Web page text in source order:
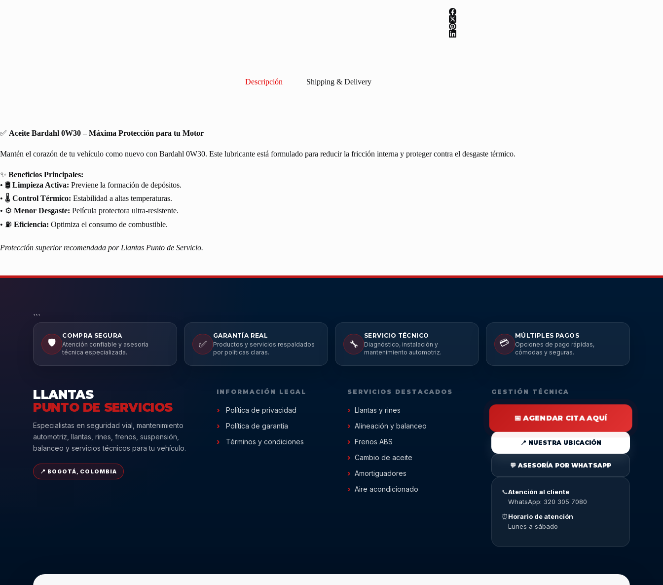
Descripción Shipping & Delivery
✅ Aceite Bardahl 0W30 – Máxima Protección para tu Motor
Mantén el corazón de tu vehículo como nuevo con Bardahl 0W30. Este lubricante está formulado para reducir la fricción interna y proteger contra el desgaste térmico.
✨ Beneficios Principales:
• 🛢️ Limpieza Activa: Previene la formación de depósitos.
• 🌡️ Control Térmico: Estabilidad a altas temperaturas.
• ⚙️ Menor Desgaste: Película protectora ultra-resistente.
• ⛽ Eficiencia: Optimiza el consumo de combustible.
Protección superior recomendada por Llantas Punto de Servicio.
```
🛡️
COMPRA SEGURA
Atención confiable y asesoría
técnica especializada.
✅
GARANTÍA REAL
Productos y servicios respaldados
por políticas claras.
🔧
SERVICIO TÉCNICO
Diagnóstico, instalación y
mantenimiento automotriz.
💳
MÚLTIPLES PAGOS
Opciones de pago rápidas,
cómodas y seguras.
LLANTAS
PUNTO DE SERVICIOS
Especialistas en seguridad vial, mantenimiento
automotriz, llantas, rines, frenos, suspensión,
balanceo y servicios técnicos para tu vehículo.
📍 BOGOTÁ, COLOMBIA
INFORMACIÓN LEGAL
Política de privacidad
Política de garantía
Términos y condiciones
SERVICIOS DESTACADOS
Llantas y rines
Alineación y balanceo
Frenos ABS
Cambio de aceite
Amortiguadores
Aire acondicionado
GESTIÓN TÉCNICA
📅 AGENDAR CITA AQUÍ
📍 NUESTRA UBICACIÓN
💬 ASESORÍA POR WHATSAPP
📞Atención al cliente
WhatsApp: 320 305 7080
⏰Horario de atención
Lunes a sábado